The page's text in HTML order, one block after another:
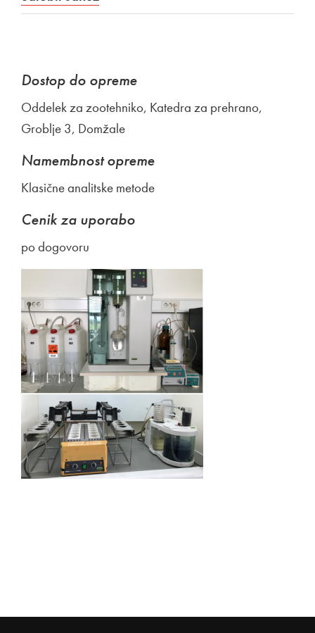
Dostop do opreme
Oddelek za zootehniko, Katedra za prehrano,
Groblje 3, Domžale
Namembnost opreme
Klasične analitske metode
Cenik za uporabo
po dogovoru